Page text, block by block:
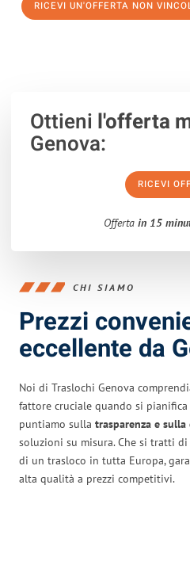
RICEVI UN'OFFERTA NON
Ottieni l'offerta
Genova:
RICEVI
Offerta in 15
CHI SIAMO
Prezzi
eccellente da
Noi di Traslochi Genova
fattore cruciale quando si
puntiamo sulla trasparenza e sulla
soluzioni su misura. Che si tratti
di un trasloco in tutta Europa,
alta qualità a prezzi competitivi.